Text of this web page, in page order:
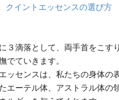
イントエッセンスの選び方
３滴落として、両手首をこす
でていきます。
ッセンスは、私たちの身体の
エーテル体、アストラル体の